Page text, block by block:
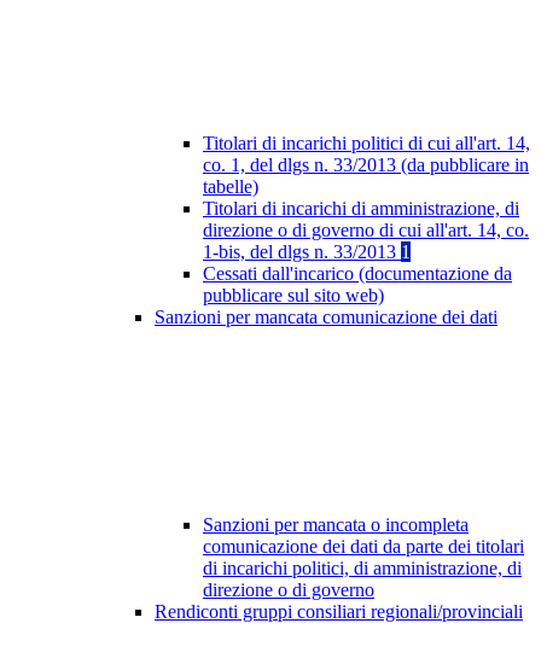
Titolari di incarichi politici di cui all'art. 14,
co. 1, del dlgs n. 33/2013 (da pubblicare in
tabelle)
Titolari di incarichi di amministrazione, di
direzione o di governo di cui all'art. 14, co.
1-bis, del dlgs n. 33/2013 1
Cessati dall'incarico (documentazione da
pubblicare sul sito web)
Sanzioni per mancata comunicazione dei dati
Sanzioni per mancata o incompleta
comunicazione dei dati da parte dei titolari
di incarichi politici, di amministrazione, di
direzione o di governo
Rendiconti gruppi consiliari regionali/provinciali